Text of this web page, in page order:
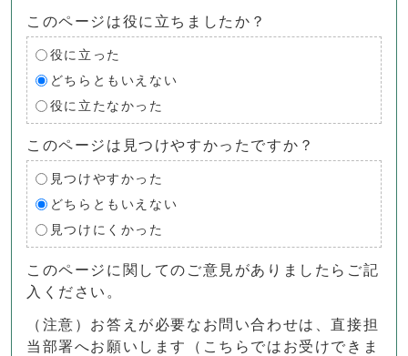
このページは役に立ちましたか？
役に立った
どちらともいえない
役に立たなかった
このページは見つけやすかったですか？
見つけやすかった
どちらともいえない
見つけにくかった
このページに関してのご意見がありましたらご記
入ください。
（注意）お答えが必要なお問い合わせは、直接担
当部署へお願いします（こちらではお受けできま